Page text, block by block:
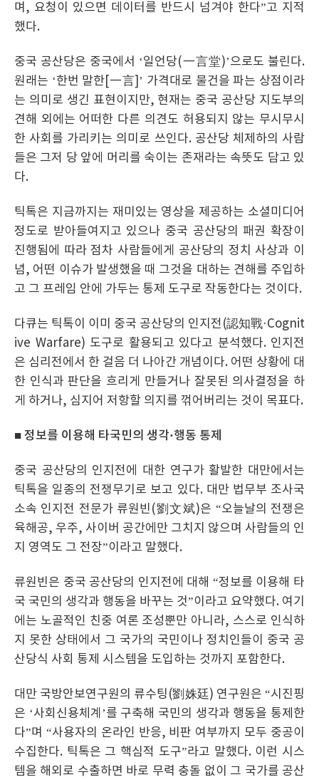
며, 요청이 있으면 데이터를 반드시 넘겨야 한다”고 지적
했다.
중국 공산당은 중국에서 ‘일언당(一言堂)’으로도 불린다.
원래는 ‘한번 말한[一言]’ 가격대로 물건을 파는 상점이라
는 의미로 생긴 표현이지만, 현재는 중국 공산당 지도부의
견해 외에는 어떠한 다른 의견도 허용되지 않는 무시무시
한 사회를 가리키는 의미로 쓰인다. 공산당 체제하의 사람
들은 그저 당 앞에 머리를 숙이는 존재라는 속뜻도 담고 있
다.
틱톡은 지금까지는 재미있는 영상을 제공하는 소셜미디어
정도로 받아들여지고 있으나 중국 공산당의 패권 확장이
진행됨에 따라 점차 사람들에게 공산당의 정치 사상과 이
념, 어떤 이슈가 발생했을 때 그것을 대하는 견해를 주입하
고 그 프레임 안에 가두는 통제 도구로 작동한다는 것이다.
다큐는 틱톡이 이미 중국 공산당의 인지전(認知戰·Cognit
ive Warfare) 도구로 활용되고 있다고 분석했다. 인지전
은 심리전에서 한 걸음 더 나아간 개념이다. 어떤 상황에 대
한 인식과 판단을 흐리게 만들거나 잘못된 의사결정을 하
게 하거나, 심지어 저항할 의지를 꺾어버리는 것이 목표다.
■ 정보를 이용해 타국민의 생각·행동 통제
중국 공산당의 인지전에 대한 연구가 활발한 대만에서는
틱톡을 일종의 전쟁무기로 보고 있다. 대만 법무부 조사국
소속 인지전 전문가 류원빈(劉文斌)은 “오늘날의 전쟁은
육해공, 우주, 사이버 공간에만 그치지 않으며 사람들의 인
지 영역도 그 전장”이라고 말했다.
류원빈은 중국 공산당의 인지전에 대해 “정보를 이용해 타
국 국민의 생각과 행동을 바꾸는 것”이라고 요약했다. 여기
에는 노골적인 친중 여론 조성뿐만 아니라, 스스로 인식하
지 못한 상태에서 그 국가의 국민이나 정치인들이 중국 공
산당식 사회 통제 시스템을 도입하는 것까지 포함한다.
대만 국방안보연구원의 류수팅(劉姝廷) 연구원은 “시진핑
은 ‘사회신용체계’를 구축해 국민의 생각과 행동을 통제한
다”며 “사용자의 온라인 반응, 비판 여부까지 모두 중공이
수집한다. 틱톡은 그 핵심적 도구”라고 말했다. 이런 시스
템을 해외로 수출하면 바로 무력 충돌 없이 그 국가를 공산